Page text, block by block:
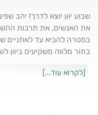
שבוע יוון יוצא לדרך! יהב
את האנשים, את תרבות
במטרה להביא עד לאוזניים
בתור מלווה משקיעים ביוון
בפודקאסט. בכל יום, בארבעה
[לקרוא עוד...]